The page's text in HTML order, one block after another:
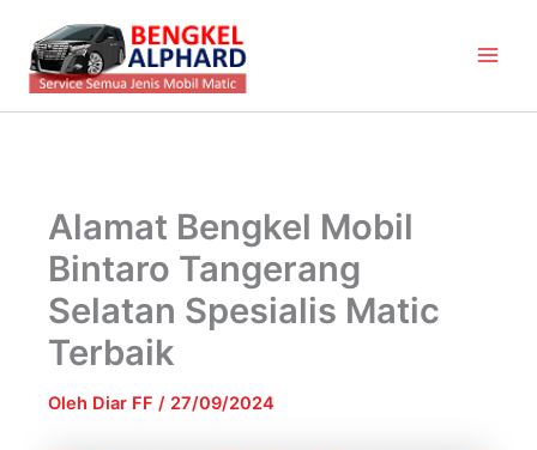
konten
Alamat Bengkel Mobil
Bintaro Tangerang
Selatan Spesialis Matic
Terbaik
Oleh Diar FF / 27/09/2024